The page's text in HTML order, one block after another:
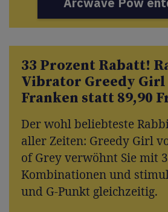
33 Prozent Rabatt!
Vibrator Greedy Girl
Franken statt 89,90
Der wohl beliebteste
aller Zeiten: Greedy Girl
of Grey verwöhnt Sie mit
Kombinationen und
und G-Punkt gleichzeitig.